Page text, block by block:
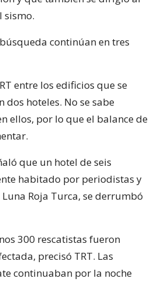
sismo.
continúan en tres
entre los edificios que se
hoteles. No se sabe
ellos, por lo que el balance de
que un hotel de seis
habitado por periodistas y
Roja Turca, se derrumbó
300 rescatistas fueron
precisó TRT. Las
continuaban por la noche